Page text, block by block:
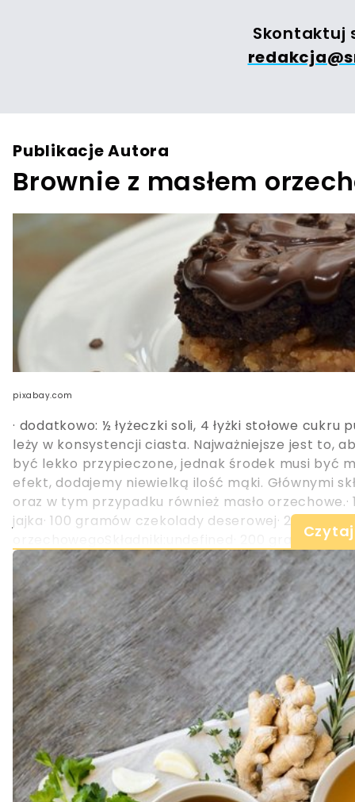
Skontaktuj
Publikacje Autora
Brownie z masłem
pixabay.com
· dodatkowo: ½ łyżeczki soli, 4 łyżki stołowe
leży w konsystencji ciasta. Najważniejsze jest to,
być lekko przypieczone, jednak środek musi być
efekt, dodajemy niewielką ilość mąki. Głównymi
oraz w tym przypadku również masło
jajka· 100 gramów czekolady deserowej· 200
orzechowegoSkładniki:undefined· 200 gramów